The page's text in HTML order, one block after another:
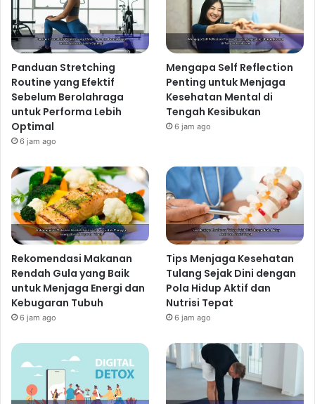
Panduan Stretching
Routine yang Efektif
Sebelum Berolahraga
untuk Performa Lebih
Optimal
6 jam ago
Mengapa Self Reflection
Penting untuk Menjaga
Kesehatan Mental di
Tengah Kesibukan
6 jam ago
Rekomendasi Makanan
Rendah Gula yang Baik
untuk Menjaga Energi dan
Kebugaran Tubuh
6 jam ago
Tips Menjaga Kesehatan
Tulang Sejak Dini dengan
Pola Hidup Aktif dan
Nutrisi Tepat
6 jam ago